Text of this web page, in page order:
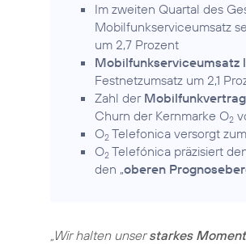
Im zweiten Quartal des
Mobilfunkserviceumsatz
um 2,7 Prozent
Mobilfunkserviceumsatz
Festnetzumsatz um 2,1
Zahl der
Churn der Kernmarke O2
O2 Telefonica versorgt
O2 Telefónica präzisiert
den „oberen
„Wir halten unserstarkes